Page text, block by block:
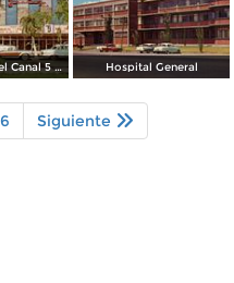
Instalaciones del Canal 5 XEJ TV Hospital General
Siguiente